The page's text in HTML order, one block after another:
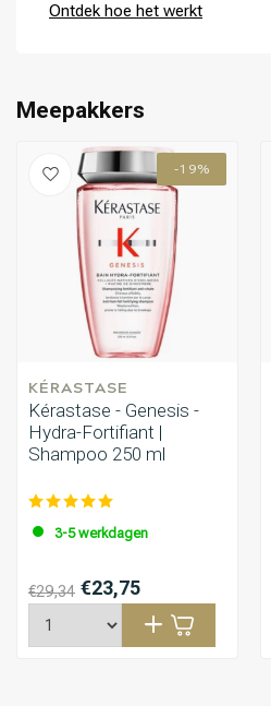
Ontdek hoe het werkt
Meepakkers
-19%
KÉRASTASE
Kérastase - Genesis -
Hydra-Fortifiant |
Shampoo 250 ml
3-5 werkdagen
€29,34 €23,75